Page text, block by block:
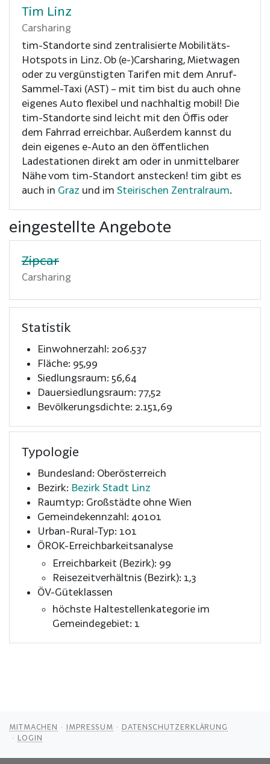
Tim Linz
Carsharing
tim-Standorte sind zentralisierte Mobilitäts-
Hotspots in Linz. Ob (e-)Carsharing, Mietwagen
oder zu vergünstigten Tarifen mit dem Anruf-
Sammel-Taxi (AST) – mit tim bist du auch ohne
eigenes Auto flexibel und nachhaltig mobil! Die
tim-Standorte sind leicht mit den Öffis oder
dem Fahrrad erreichbar. Außerdem kannst du
dein eigenes e-Auto an den öffentlichen
Ladestationen direkt am oder in unmittelbarer
Nähe vom tim-Standort anstecken! tim gibt es
auch in Graz und im Steirischen Zentralraum.
eingestellte Angebote
Zipcar
Carsharing
Statistik
Einwohnerzahl: 206.537
Fläche: 95,99
Siedlungsraum: 56,64
Dauersiedlungsraum: 77,52
Bevölkerungsdichte: 2.151,69
Typologie
Bundesland: Oberösterreich
Bezirk: Bezirk Stadt Linz
Raumtyp: Großstädte ohne Wien
Gemeindekennzahl: 40101
Urban-Rural-Typ: 101
ÖROK-Erreichbarkeitsanalyse
Erreichbarkeit (Bezirk): 99
Reisezeitverhältnis (Bezirk): 1,3
ÖV-Güteklassen
höchste Haltestellenkategorie im
Gemeindegebiet: 1
MITMACHEN IMPRESSUM
DATENSCHUTZERKLÄRUNG
LOGIN